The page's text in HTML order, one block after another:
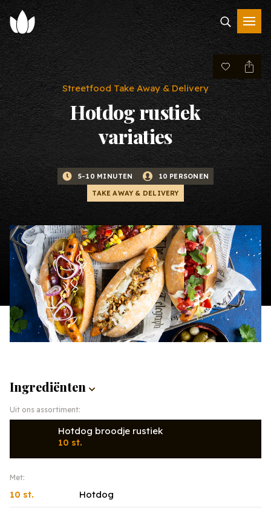
Streetfood Take Away & Delivery
Hotdog rustiek
variaties
5-10 MINUTEN
10 PERSONEN
TAKE AWAY & DELIVERY
Ingrediënten
Uit ons assortiment:
Hotdog broodje rustiek
10 st.
Met:
10 st. Hotdog